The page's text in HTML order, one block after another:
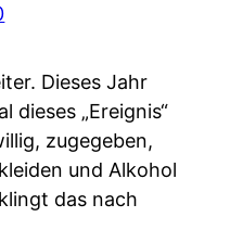
Dieses Jahr
dieses „Ereignis“
zugegeben,
und Alkohol
das nach